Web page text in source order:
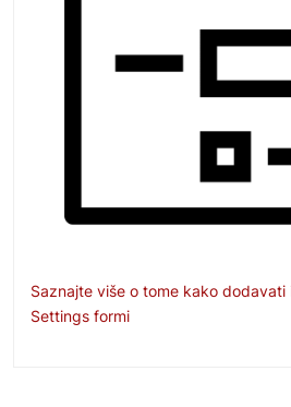
Saznajte više o tome kako dodavati
Settings formi